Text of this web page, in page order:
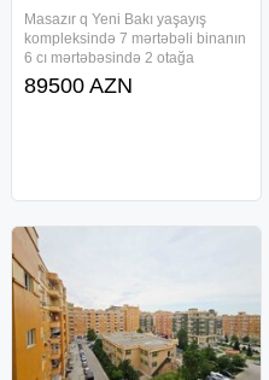
Masazır q Yeni Bakı yaşayış
kompleksində 7 mərtəbəli binanın
6 cı mərtəbəsində 2 otağa
düzəlmiş içdən içə sahəsi40 m²
olan super təmirli mənzil satılır.
89500 AZN